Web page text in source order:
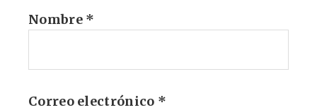
Nombre *
Correo electrónico *